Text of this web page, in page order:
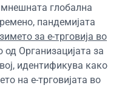
глобална
пандемијата
за е-трговија во
од Организацијата за
идентификува како
на е-трговијата во